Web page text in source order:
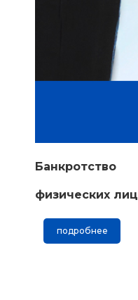
Банкротство
физических лиц
подробнее